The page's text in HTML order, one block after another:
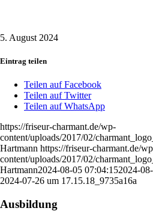
5. August 2024
Eintrag teilen
Teilen auf Facebook
Teilen auf Twitter
Teilen auf WhatsApp
https://friseur-charmant.de/wp-
content/uploads/2017/02/
Hartmann https://friseur-charmant.de/
content/uploads/2017/02/
Hartmann2024-08-05 07:04:152024-
2024-07-26 um 17.15.18_9735a16a
Ausbildung